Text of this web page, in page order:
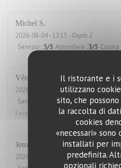
Il ristorante e i
utilizzano
sito, che
la raccolta di
cookies
«necessari»
installati per
predefinita.
opzionali
Michel S
2026-08-04- 12:15 - Ospiti 2
Servizio : 5/5 Atmosfera : 3/5 Cucina
Véronique
2026-08-01
- 19:15 - Ospiti 3
Servizio
Atmosfera: 4/5 Cucina
Excellent!
Jeroen
2026-08-03
- 18:30 - Ospiti 4